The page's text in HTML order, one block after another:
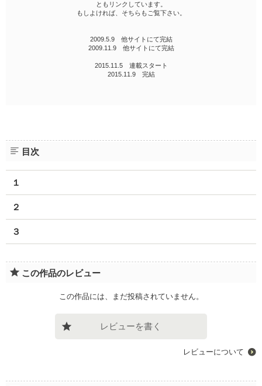
ともリンクしています。
もしよければ、そちらもご覧下さい。
2009.5.9 他サイトにて完結
2009.11.9 他サイトにて完結
2015.11.5 連載スタート
2015.11.9 完結
目次
１
２
３
この作品のレビュー
この作品には、まだ投稿されていません。
レビューを書く
レビューについて